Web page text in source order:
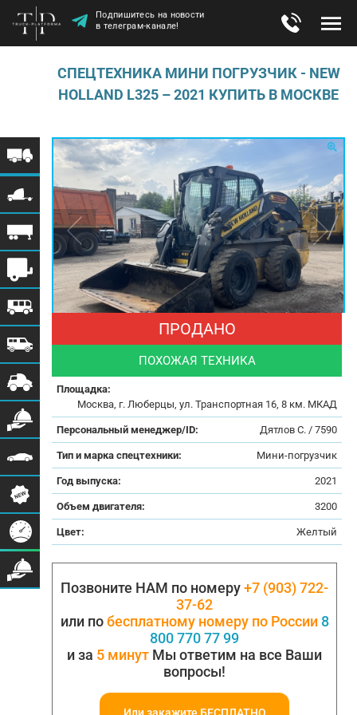
Подпишитесь на новости
в телеграм-канале!
СПЕЦТЕХНИКА МИНИ ПОГРУЗЧИК - NEW
HOLLAND L325 – 2021 КУПИТЬ В МОСКВЕ
ПРОДАНО
ПОХОЖАЯ ТЕХНИКА
Площадка:
Москва, г. Люберцы, ул. Транспортная 16, 8 км. МКАД
Персональный менеджер/ID: Дятлов С. / 7590
Тип и марка спецтехники: Мини-погрузчик
Год выпуска: 2021
Объем двигателя: 3200
Цвет: Желтый
Позвоните НАМ по номеру+7 (903) 722-
37-62
или побесплатному номеру по России 8
800 770 77 99
и за 5 минут Мы ответим на все Ваши
вопросы!
Или закажите БЕСПЛАТНО